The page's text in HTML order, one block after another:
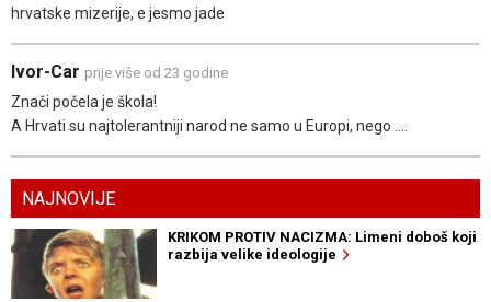
hrvatske mizerije, e jesmo jade
Ivor-Car prije više od 23 godine
Znači počela je škola!
A Hrvati su najtolerantniji narod ne samo u Europi, nego ....
NAJNOVIJE
KRIKOM PROTIV NACIZMA: Limeni doboš koji
razbija velike ideologije